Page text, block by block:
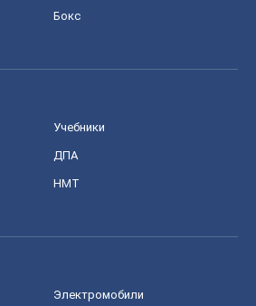
Бокс
Учебники
ДПА
НМТ
Электромобили